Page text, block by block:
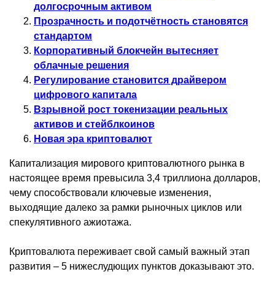
долгосрочным активом
Прозрачность и подотчётность становятся
стандартом
Корпоративный блокчейн вытесняет
облачные решения
Регулирование становится драйвером
цифрового капитала
Взрывной рост токенизации реальных
активов и стейблкоинов
Новая эра криптовалют
Капитализация мирового криптовалютного рынка в
настоящее время превысила 3,4 триллиона долларов,
чему способствовали ключевые изменения,
выходящие далеко за рамки рыночных циклов или
спекулятивного ажиотажа.
Криптовалюта переживает свой самый важный этап
развития – 5 нижеслудющих пунктов доказывают это.